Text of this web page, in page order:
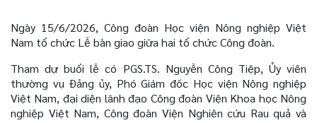
Ngày 15/6/2026, Công đoàn Học viện Nông nghiệp Việt
Nam tổ chức Lễ bàn giao giữa hai tổ chức Công đoàn.
Tham dự buổi lễ có PGS.TS. Nguyễn Công Tiệp, Ủy viên
thường vụ Đảng ủy, Phó Giám đốc Học viện Nông nghiệp
Việt Nam, đại diện lãnh đạo Công đoàn Viện Khoa học Nông
nghiệp Việt Nam, Công đoàn Viện Nghiên cứu Rau quả và